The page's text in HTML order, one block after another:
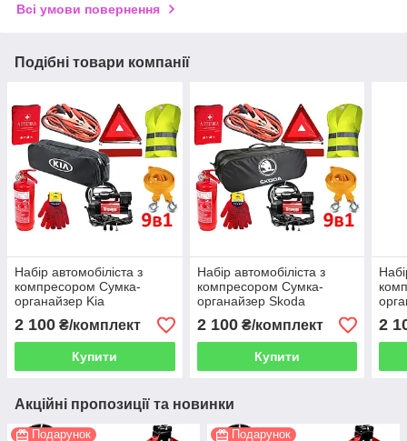
Всі умови повернення
Подібні товари компанії
Набір автомобіліста з
компресором Сумка-
органайзер Kia
2 100 ₴/комплект
Купити
Набір автомобіліста з
компресором Сумка-
органайзер Skoda
2 100₴/комплект
Купити
2
Акційні пропозиції та новинки
Подарунок Подарунок